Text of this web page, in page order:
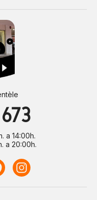
a 14:00h.
a 20:00h.